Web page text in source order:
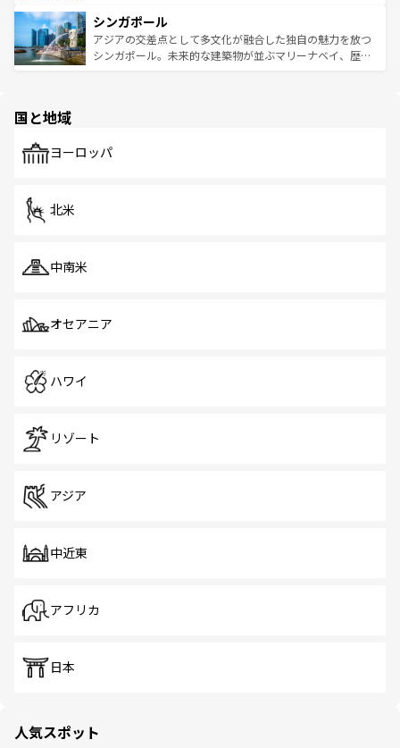
参照してほしい。
激する。気候は一年中温暖で、どの季節にも異なる楽しみ
が待っている。親しみやすいタイの人々、仏教を中心とし
た文化、そして多様な観光資源が、訪れる旅人を魅了し続
み、どこを訪れても感動するはず。観光スポットが密集し
ており、効率よく見どころを回れるのも魅力。息をのむよ
うな絶景から文化的な体験まで、香港を存分に楽しみ尽く
シンガポール
アジアの交差点として多文化が融合した独自の魅力を放つ
シンガポール。未来的な建築物が並ぶマリーナベイ、歴史
で、ホーカーズは地元の風情を楽しめる外せないスポット
国と地域
ヨーロッパ
北米
中南米
オセアニア
ハワイ
リゾート
アジア
中近東
アフリカ
日本
人気スポット